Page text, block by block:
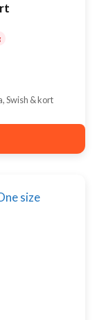
Swish & kort